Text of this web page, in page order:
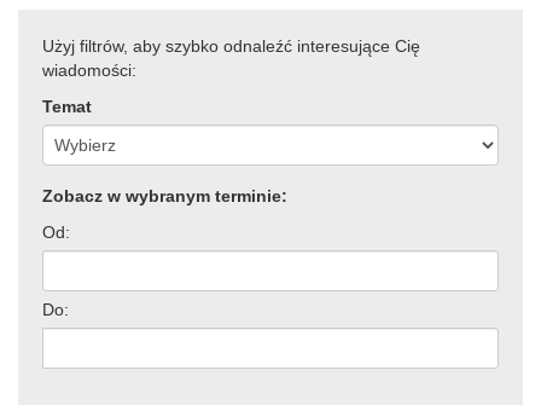
Użyj filtrów, aby szybko odnaleźć interesujące Cię
wiadomości:
Temat
Zobacz w wybranym terminie:
Od:
Do: